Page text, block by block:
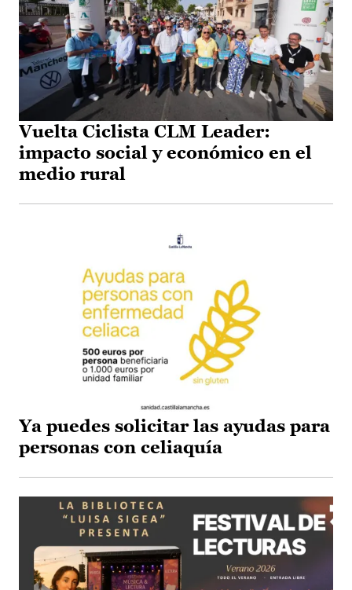
Vuelta Ciclista CLM Leader:
impacto social y económico en el
medio rural
Ya puedes solicitar las ayudas para
personas con celiaquía